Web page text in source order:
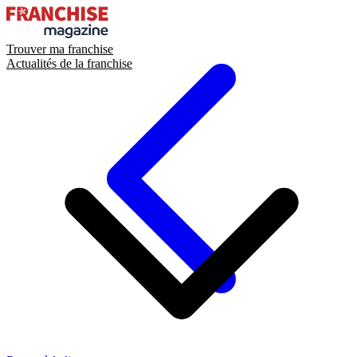
Trouver ma franchise
Actualités de la franchise